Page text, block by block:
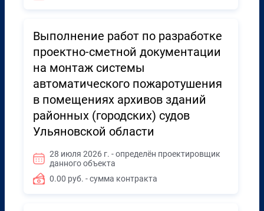
Выполнение работ по разработке
проектно-сметной документации
на монтаж системы
автоматического пожаротушения
в помещениях архивов зданий
районных (городских) судов
Ульяновской области
28 июля 2026 г. - определён проектировщик
данного объекта
0.00 руб. - сумма контракта